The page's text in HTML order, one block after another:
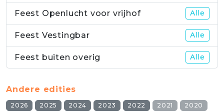
Feest Openlucht voor vrijhof Alle
Feest Vestingbar Alle
Feest buiten overig Alle
Andere edities
2026 2025 2024 2023 2022 2021
2020